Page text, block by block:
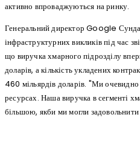
активно впроваджуються на ринку.
Генеральний директор Google
інфраструктурних викликів під час
що виручка хмарного підрозділу
доларів, а кількість укладених
460 мільярдів доларів. "Ми
ресурсах. Наша виручка в сегменті
більшою, якби ми могли